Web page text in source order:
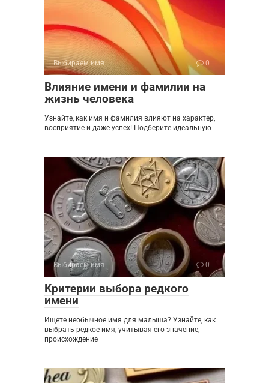
Выбираем имя 0
Влияние имени и фамилии на
жизнь человека
Узнайте, как имя и фамилия влияют на характер,
восприятие и даже успех! Подберите идеальную
Выбираем имя 0
Критерии выбора редкого
имени
Ищете необычное имя для малыша? Узнайте, как
выбрать редкое имя, учитывая его значение,
происхождение